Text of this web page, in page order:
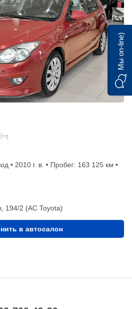
q
• 2010 г. в. • Пробег: 163 125 км •
194/2 (АС Toyota)
в автосалон
Мы on-line)